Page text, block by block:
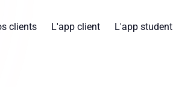
clients L'app client L'app student